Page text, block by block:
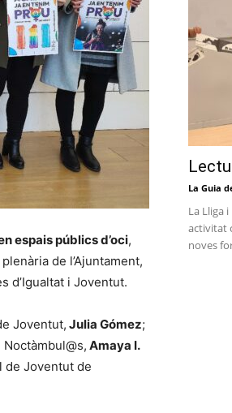
espais públics d’oci,
de l’Ajuntament,
d’Igualtat i Joventut.
Joventut, Julia Gómez;
Noctàmbul@s, Amaya I.
de Joventut de
La Guia
La Lliga
activitat
noves